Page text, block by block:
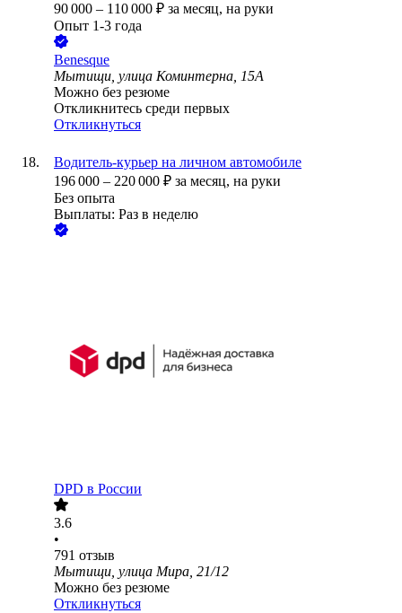
90 000 – 110 000 ₽ за месяц, на руки
Опыт 1-3 года
Benesque
Мытищи, улица Коминтерна, 15А
Можно без резюме
Откликнитесь среди первых
Откликнуться
Водитель-курьер на личном автомобиле
196 000 – 220 000 ₽ за месяц, на руки
Без опыта
Выплаты: Раз в неделю
DPD в России
3.6
•
791 отзыв
Мытищи, улица Мира, 21/12
Можно без резюме
Откликнуться